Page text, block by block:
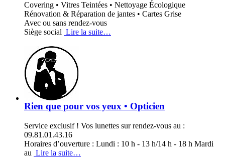
Covering • Vitres Teintées • Nettoyage Écologique
Rénovation & Réparation de jantes • Cartes Grise
Avec ou sans rendez-vous
Siège social Lire la suite…
Rien que pour vos yeux • Opticien
Service exclusif ! Vos lunettes sur rendez-vous au :
09.81.01.43.16
Horaires d’ouverture : Lundi : 10 h - 13 h/14 h - 18 h Mardi
au Lire la suite…